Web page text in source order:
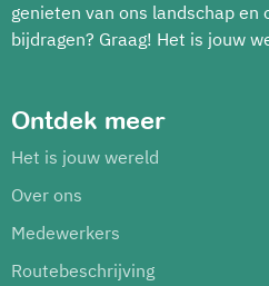
genieten van ons landschap en
bijdragen? Graag! Het is jouw
Ontdek meer
Het is jouw wereld
Over ons
Medewerkers
Routebeschrijving